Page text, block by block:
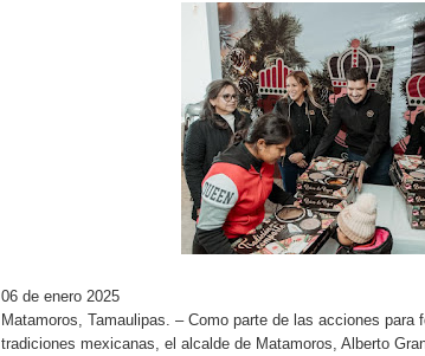
06 de enero 2025
Matamoros, Tamaulipas. – Como parte de las acciones
tradiciones mexicanas, el alcalde de Matamoros, Alberto